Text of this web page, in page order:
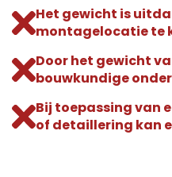
Het gewicht is
montagelocatie te
Door het gewicht
bouwkundige
Bij toepassing van
of detaillering kan